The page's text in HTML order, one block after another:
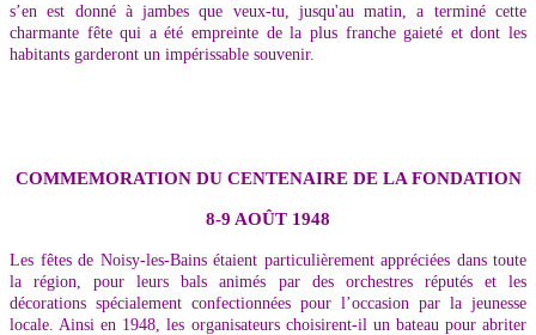
s’en est donné à jambes que veux-tu, jusqu'au matin, a terminé cette
charmante fête qui a été empreinte de la plus franche gaieté et dont les
habitants garderont un impérissable souvenir.
COMMEMORATION DU CENTENAIRE DE LA FONDATION
8-9 AOÛT 1948
Les fêtes de Noisy-les-Bains étaient particulièrement appréciées dans toute
la région, pour leurs bals animés par des orchestres réputés et les
décorations spécialement confectionnées pour l’occasion par la jeunesse
locale. Ainsi en 1948, les organisateurs choisirent-il un bateau pour abriter